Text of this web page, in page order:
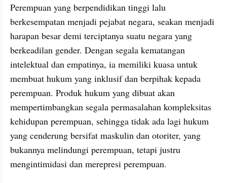
Perempuan yang berpendidikan tinggi lalu
berkesempatan menjadi pejabat negara, seakan menjadi
harapan besar demi terciptanya suatu negara yang
berkeadilan gender. Dengan segala kematangan
intelektual dan empatinya, ia memiliki kuasa untuk
membuat hukum yang inklusif dan berpihak kepada
perempuan. Produk hukum yang dibuat akan
mempertimbangkan segala permasalahan kompleksitas
kehidupan perempuan, sehingga tidak ada lagi hukum
yang cenderung bersifat maskulin dan otoriter, yang
bukannya melindungi perempuan, tetapi justru
mengintimidasi dan merepresi perempuan.